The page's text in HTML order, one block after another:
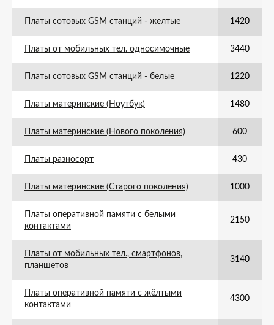
Платы сотовых GSM станций - желтые 1420
Платы от мобильных тел. односимочные 3440
Платы сотовых GSM станций - белые 1220
Платы материнские (Ноутбук) 1480
Платы материнские (Нового поколения) 600
Платы разносорт 430
Платы материнские (Старого поколения) 1000
Платы оперативной памяти с белыми
контактами
2150
Платы от мобильных тел., смартфонов,
планшетов
3140
Платы оперативной памяти с жёлтыми
контактами
4300